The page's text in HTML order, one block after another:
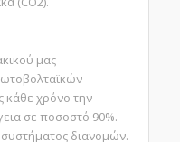
μας
κάθε χρόνο την
σε ποσοστό 90%.
διανομών.